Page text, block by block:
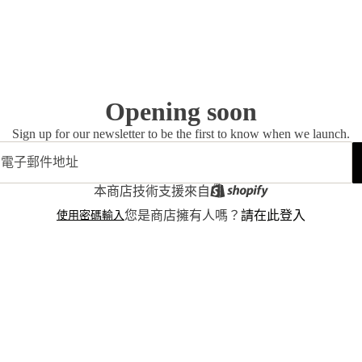
Opening soon
Sign up for our newsletter to be the first to know when we launch.
本商店技術支援來自
使用密碼輸入您是商店擁有人嗎？ 請在此登入